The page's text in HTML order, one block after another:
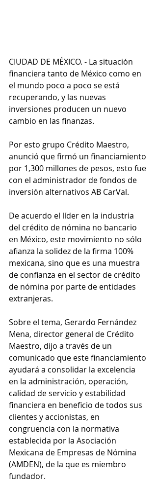
CIUDAD DE MÉXICO. - La situación
financiera tanto de México como en
el mundo poco a poco se está
recuperando, y las nuevas
inversiones producen un nuevo
cambio en las finanzas.
Por esto grupo Crédito Maestro,
anunció que firmó un financiamiento
por 1,300 millones de pesos, esto fue
con el administrador de fondos de
inversión alternativos AB CarVal.
De acuerdo el líder en la industria
del crédito de nómina no bancario
en México, este movimiento no sólo
afianza la solidez de la firma 100%
mexicana, sino que es una muestra
de confianza en el sector de crédito
de nómina por parte de entidades
extranjeras.
Sobre el tema, Gerardo Fernández
Mena, director general de Crédito
Maestro, dijo a través de un
comunicado que este financiamiento
ayudará a consolidar la excelencia
en la administración, operación,
calidad de servicio y estabilidad
financiera en beneficio de todos sus
clientes y accionistas, en
congruencia con la normativa
establecida por la Asociación
Mexicana de Empresas de Nómina
(AMDEN), de la que es miembro
fundador.